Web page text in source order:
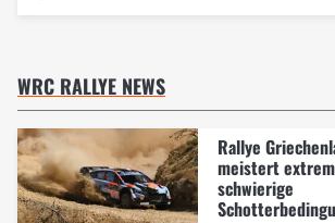
WRC RALLYE NEWS
Rallye
meistert
schwierige